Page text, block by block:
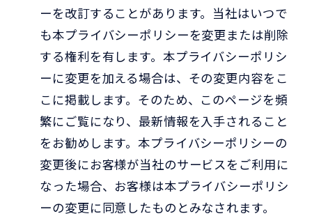
ーを改訂することがあります。当社はいつで
も本プライバシーポリシーを変更または削除
する権利を有します。本プライバシーポリシ
ーに変更を加える場合は、その変更内容をこ
こに掲載します。そのため、このページを頻
繁にご覧になり、最新情報を入手されること
をお勧めします。本プライバシーポリシーの
変更後にお客様が当社のサービスをご利用に
なった場合、お客様は本プライバシーポリシ
ーの変更に同意したものとみなされます。